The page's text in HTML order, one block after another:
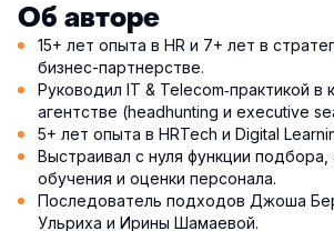
Об авторе
15+ лет опыта в HR и 7+ лет в
бизнес-партнерстве.
Руководил IT & Telecom‑практикой в
агентстве (headhunting и executive
5+ лет опыта в HRTech и Digital
Выстраивал с нуля функции подбора,
обучения и оценки персонала.
Последователь подходов Джоша
Ульриха и Ирины Шамаевой.